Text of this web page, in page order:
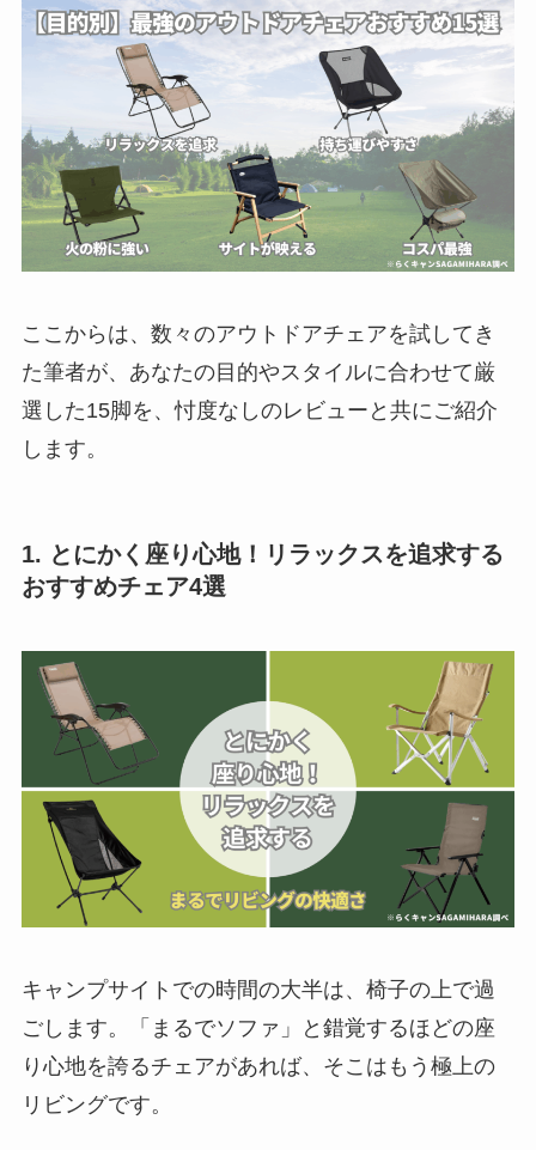
ここからは、数々のアウトドアチェアを試してき
た筆者が、あなたの目的やスタイルに合わせて厳
選した15脚を、忖度なしのレビューと共にご紹介
します。
1. とにかく座り心地！リラックスを追求する
おすすめチェア4選
キャンプサイトでの時間の大半は、椅子の上で過
ごします。「まるでソファ」と錯覚するほどの座
り心地を誇るチェアがあれば、そこはもう極上の
リビングです。